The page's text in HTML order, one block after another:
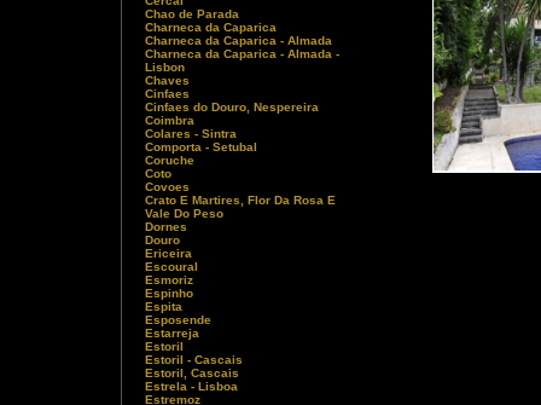
Chao de Parada
Charneca da Caparica
Charneca da Caparica - Almada
Charneca da Caparica - Almada -
Lisbon
Chaves
Cinfaes
Cinfaes do Douro, Nespereira
Coimbra
Colares - Sintra
Comporta - Setubal
Coruche
Coto
Covoes
Crato E Martires, Flor Da Rosa E
Vale Do Peso
Dornes
Douro
Ericeira
Escoural
Esmoriz
Espinho
Espita
Esposende
Estarreja
Estoril
Estoril - Cascais
Estoril, Cascais
Estrela - Lisboa
Estremoz